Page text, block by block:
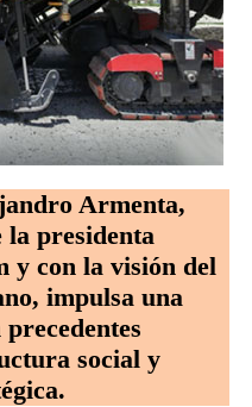
Armenta,
presidenta
y con la visión del
impulsa una
social y